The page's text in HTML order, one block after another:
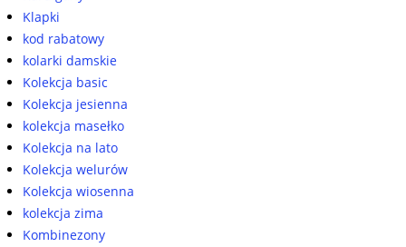
Klapki
kod rabatowy
kolarki damskie
Kolekcja basic
Kolekcja jesienna
kolekcja masełko
Kolekcja na lato
Kolekcja welurów
Kolekcja wiosenna
kolekcja zima
Kombinezony